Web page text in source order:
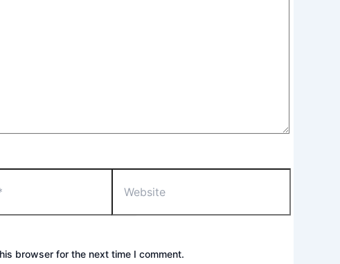
browser for the next time I comment.